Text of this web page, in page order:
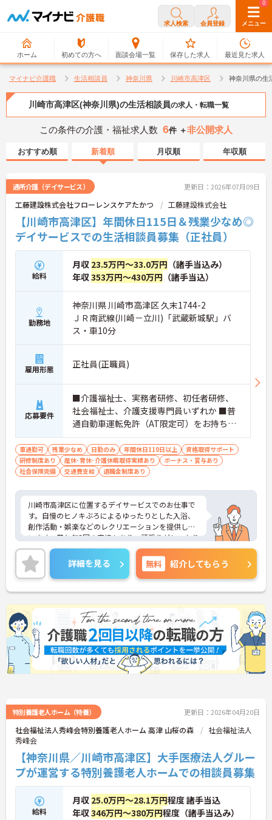
求人検索 会員登録 メニュー
ホーム 初めての方へ 面談会場一覧
0
保存した求人
0
最近見た求人
マイナビ介護職 生活相談員 神奈川県 川崎市高津区 神奈川県の生
川崎市高津区(神奈川県)の生活相談員の求人・転職一覧
この条件の介護・福祉求人数 6件 ＋非公開求人
おすすめ順 新着順 月収順 年収順
通所介護（デイサービス） 更新日：2026年07月09日
工藤建設株式会社フローレンスケアたかつ 工藤建設株式会社
【川崎市高津区】年間休日115日＆残業少なめ◎
デイサービスでの生活相談員募集（正社員）
給料
月収 23.5万円～33.0万円 （諸手当込み）
年収353万円～430万円 （諸手当込）
勤務地
神奈川県 川崎市高津区 久末1744-2
ＪＲ南武線(川崎－立川)「武蔵新城駅」バ
ス・車10分
雇用形態 正社員(正職員)
応募要件
■介護福祉士、実務者研修、初任者研修、
社会福祉士、介護支援専門員いずれか ■普
通自動車運転免許（AT限定可）をお持ちの
方
車通勤可 残業少なめ 日勤のみ 年間休日110日以上
資格取得サポート
研修制度あり
産休･育休･介護休暇取得実績あり
ボーナス・賞与あり
社会保険完備
交通費支給 退職金制度あり
川崎市高津区に位置するデイサービスでのお仕事で
す。自慢のヒノキぶろによるゆったりとした入浴、
創作活動・娯楽などのレクリエーションを提供して
います。賞与年3回の実績もあり、頑張りがしっかり
とお給与に反映されます。充実した福利厚生も魅力
です。月9日休み、残業は少なく、プライベートとの
両立もしやすいです。ご興味のある方には、面接対
策ポイントなど、さらに詳細をお話しいたしますの
でお気軽にご相談ください！
詳細を見る 無料 紹介してもらう
特別養護老人ホーム（特養） 更新日：2026年04月20日
社会福祉法人秀峰会特別養護老人ホーム 高津 山桜の森
社会福祉法人
秀峰会
【神奈川県／川崎市高津区】大手医療法人グルー
プが運営する特別養護老人ホームでの相談員募集
給料
月収 25.0万円～28.1万円程度 諸手当込
年収346万円～380万円程度（諸手当込み）